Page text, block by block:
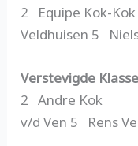
2 Equipe Kok-
Veldhuisen 5
Verstevigde
2 Andre Kok 3
v/d Ven 5 Rens